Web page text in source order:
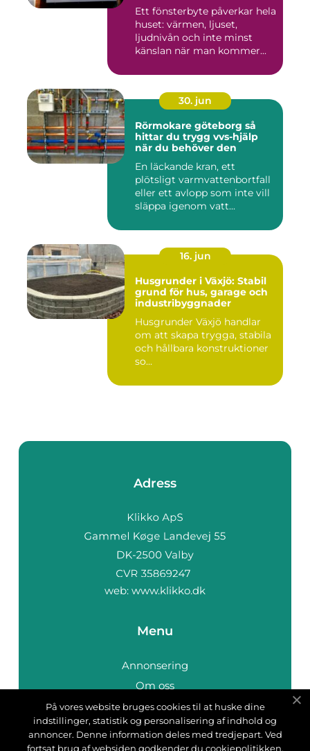
Ett fönsterbyte påverkar hela
huset: värmen, ljuset,
ljudnivån och inte minst
känslan när man kommer...
30. jun
Rörmokare göteborg så
hittar du trygg vvs-hjälp
när du behöver den
En läckande kran, ett
plötsligt varmvattenbortfall
eller ett avlopp som inte vill
släppa igenom vatt...
16. jun
Husgrunder i Växjö: Stabil
grund för hus, garage och
industribyggnader
Husgrunder Växjö handlar
om att skapa trygga, stabila
och hållbara konstruktioner
so...
Adress
web: www.klikko.dk
Menu
Annonsering
Om oss
Cookies
Kontakta oss
Sitemap
På vores website bruges cookies til at huske dine
indstillinger, statistik og personalisering af indhold og
annoncer. Denne information deles med tredjepart. Ved
fortsat brug af websiden godkender du cookiepolitikken.